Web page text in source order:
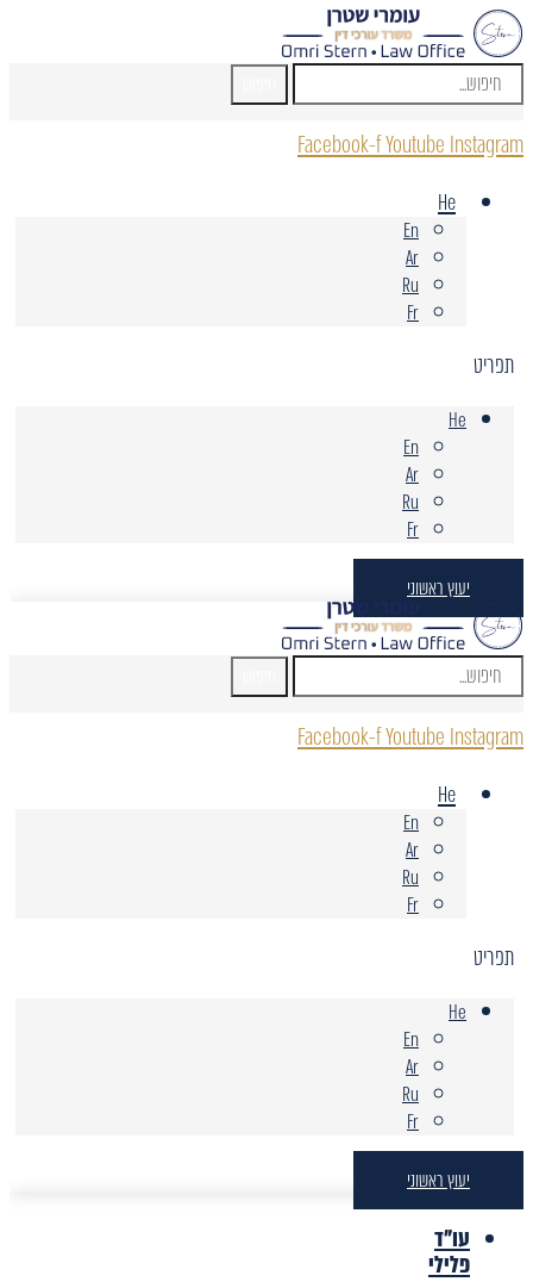
Facebook-fYoutube Instagram
He
En
Ar
Ru
Fr
תפריט
He
En
Ar
Ru
Fr
יעוץ ראשוני
Facebook-fYoutube Instagram
He
En
Ar
Ru
Fr
תפריט
He
En
Ar
Ru
Fr
יעוץ ראשוני
עו"ד
פלילי